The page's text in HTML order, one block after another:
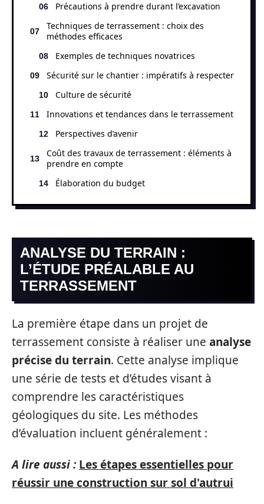
Précautions à prendre durant l’excavation
Techniques de terrassement : choix des
méthodes efficaces
Exemples de techniques novatrices
Sécurité sur le chantier : impératifs à respecter
Culture de sécurité
Innovations et tendances dans le terrassement
Perspectives d’avenir
Coût des travaux de terrassement : éléments à
prendre en compte
Élaboration du budget
ANALYSE DU TERRAIN :
L’ÉTUDE PRÉALABLE AU
TERRASSEMENT
La première étape dans un projet de
terrassement consiste à réaliser une analyse
précise du terrain. Cette analyse implique
une série de tests et d’études visant à
comprendre les caractéristiques
géologiques du site. Les méthodes
d’évaluation incluent généralement :
A lire aussi : Les étapes essentielles pour
réussir une construction sur sol d'autrui